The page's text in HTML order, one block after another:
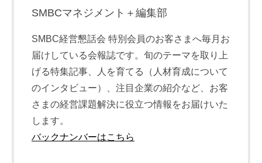
SMBCマネジメント＋編集部
SMBC経営懇話会 特別会員のお客さまへ毎月お
届けしている会報誌です。旬のテーマを取り上
げる特集記事、人を育てる（人材育成について
のインタビュー）、注目企業の紹介など、お客
さまの経営課題解決に役立つ情報をお届けいた
します。
バックナンバーはこちら